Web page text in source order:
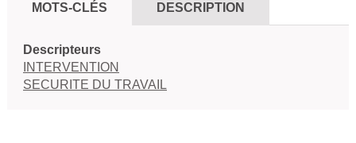
MOTS-CLÉS DESCRIPTION
Descripteurs
INTERVENTION
SECURITE DU TRAVAIL